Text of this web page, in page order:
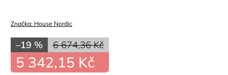
Značka: House Nordic
6 674,36 Kč
–19 %
5 342,15 Kč